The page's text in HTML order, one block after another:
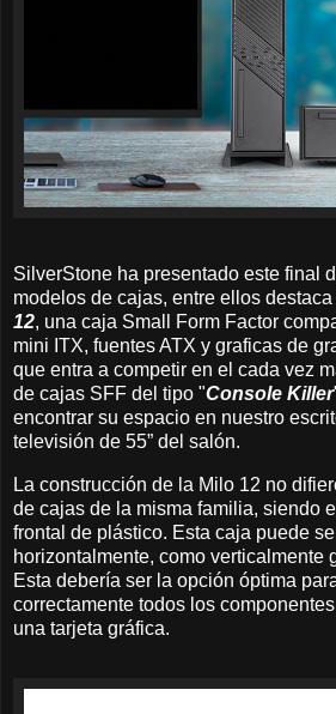
SilverStone ha presentado este final
modelos de cajas, entre ellos destaca
12, una caja Small Form Factor
mini ITX, fuentes ATX y graficas de
que entra a competir en el cada vez
de cajas SFF del tipo "Console Killer
encontrar su espacio en nuestro
televisión de 55” del salón.
La construcción de la Milo 12 no
de cajas de la misma familia, siendo
frontal de plástico. Esta caja puede
horizontalmente, como verticalmente
Esta debería ser la opción óptima
correctamente todos los
una tarjeta gráfica.